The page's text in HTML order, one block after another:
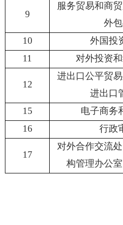
9
服务贸易和商
外包
10
外国投
11
对外投资
12
进出口公平贸
进出口
15 电子商务
16
行政
17
对外合作交流
构管理办公室